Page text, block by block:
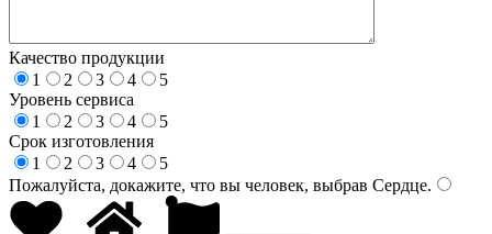
Качество продукции
1
2 3 4
5
Уровень сервиса
1
2 3 4
5
Срок изготовления
1
2 3 4
5
Пожалуйста, докажите, что вы человек, выбрав Сердце.